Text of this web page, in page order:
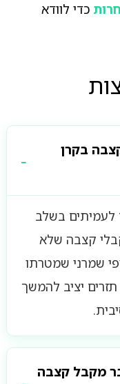
כדי לוודא
בקרן
לעמיתים בשלב
קצבה שלא
שמרני שמטרתו
יציב להמשך
מקבל קצבה